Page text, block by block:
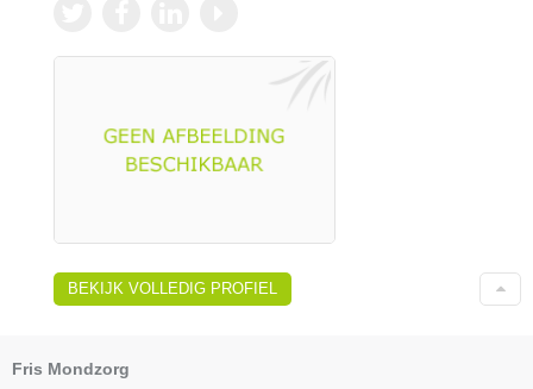
BEKIJK VOLLEDIG PROFIEL
Fris Mondzorg